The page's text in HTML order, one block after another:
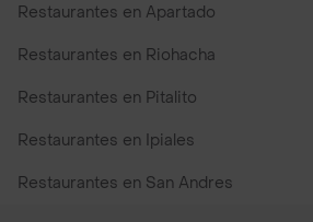
Restaurantes en Apartado
Restaurantes en Riohacha
Restaurantes en Pitalito
Restaurantes en Ipiales
Restaurantes en San Andres